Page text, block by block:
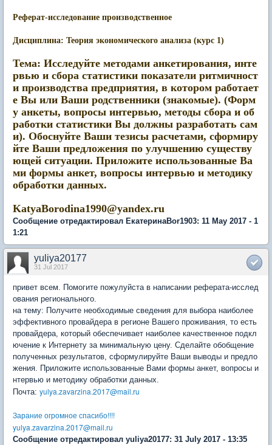
Реферат-исследование производственное
Дисциплина: Теория экономического анализа (курс 1)
Тема: Исследуйте методами анкетирования, инте
рвью и сбора статистики показатели ритмичност
и производства предприятия, в котором работает
е Вы или Ваши родственники (знакомые). (Форм
у анкеты, вопросы интервью, методы сбора и об
работки статистики Вы должны разработать сам
и). Обоснуйте Ваши тезисы расчетами, сформиру
йте Ваши предложения по улучшению существу
ющей ситуации. Приложите использованные Ва
ми формы анкет, вопросы интервью и методику
обработки данных.
KatyaBorodina1990@yandex.ru
Сообщение отредактировал ЕкатеринаBor1903: 11 May 2017 - 1
1:21
yuliya20177
31 Jul 2017
привет всем. Помогите пожулуйста в написании реферата-исслед
ования регионального.
на тему: Получите необходимые сведения для выбора наиболее
эффективного провайдера в регионе Вашего проживания, то есть
провайдера, который обеспечивает наиболее качественное подкл
ючение к Интернету за минимальную цену. Сделайте обобщение
полученных результатов, сформулируйте Ваши выводы и предло
жения. Приложите использованные Вами формы анкет, вопросы и
нтервью и методику обработки данных.
Почта: yulya.zavarzina.2017@mail.ru
Зарание огромное спасибо!!!!
yulya.zavarzina.2017@mail.ru
Сообщение отредактировал yuliya20177: 31 July 2017 - 13:35